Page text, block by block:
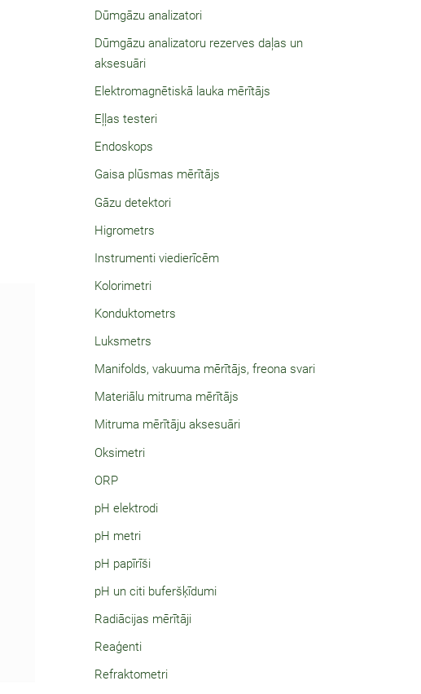
Dūmgāzu analizatori
Dūmgāzu analizatoru rezerves daļas un
aksesuāri
Elektromagnētiskā lauka mērītājs
Eļļas testeri
Endoskops
Gaisa plūsmas mērītājs
Gāzu detektori
Higrometrs
Instrumenti viedierīcēm
Kolorimetri
Konduktometrs
Luksmetrs
Manifolds, vakuuma mērītājs, freona svari
Materiālu mitruma mērītājs
Mitruma mērītāju aksesuāri
Oksimetri
ORP
pH elektrodi
pH metri
pH papīrīši
pH un citi buferšķīdumi
Radiācijas mērītāji
Reaģenti
Refraktometri